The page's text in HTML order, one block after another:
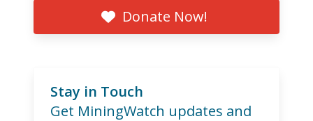
Donate Now!
Stay in Touch
Get MiningWatch updates and